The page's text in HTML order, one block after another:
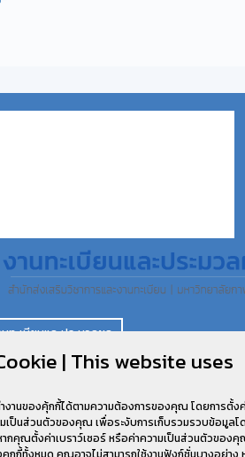
ทะเบียนและประมวลผล
TEWARIT@ICT.KSU.AC.TH
Reserved.
| This website uses
งานของคุ้กกี้ได้ตามความต้องการของคุณ โดยการตั้ง
มเป็นส่วนตัวของคุณ เพื่อระงับการเก็บรวมรวบข้อมูลโ
ากคุณตั้งค่าเบราว์เซอร์ หรือค่าความเป็นส่วนตัวของ